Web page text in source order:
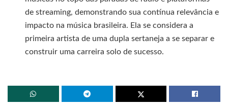
de streaming, demonstrando sua contínua relevância e
impacto na música brasileira. Ela se considera a
primeira artista de uma dupla sertaneja a se separar e
construir uma carreira solo de sucesso.